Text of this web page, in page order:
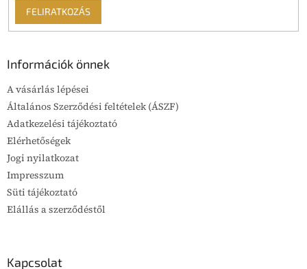
FELIRATKOZÁS
Információk önnek
A vásárlás lépései
Általános Szerződési feltételek (ÁSZF)
Adatkezelési tájékoztató
Elérhetőségek
Jogi nyilatkozat
Impresszum
Süti tájékoztató
Elállás a szerződéstől
Kapcsolat